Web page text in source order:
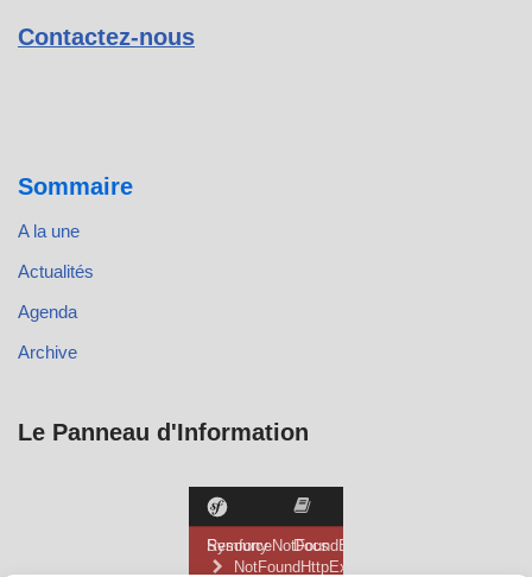
Contactez-nous
Sommaire
A la une
Actualités
Agenda
Archive
Le Panneau d'Information